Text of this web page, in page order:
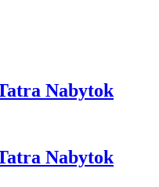
Nabytok
Nabytok